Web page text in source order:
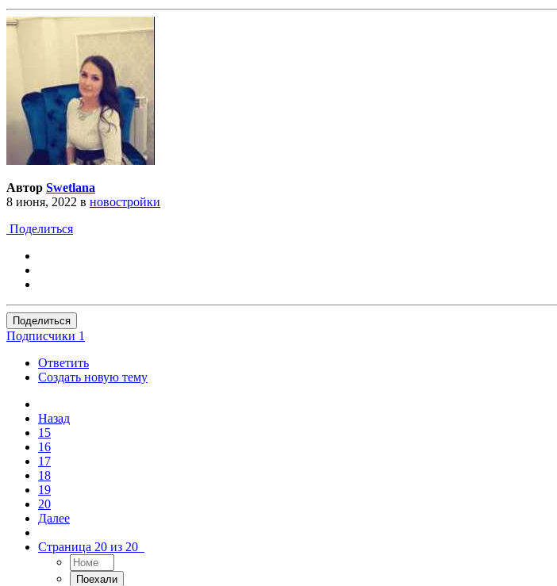
Автор Swetlana
8 июня, 2022 в новостройки
Поделиться
Поделиться
Подписчики 1
Ответить
Создать новую тему
Назад
15
16
17
18
19
20
Далее
Страница 20 из 20